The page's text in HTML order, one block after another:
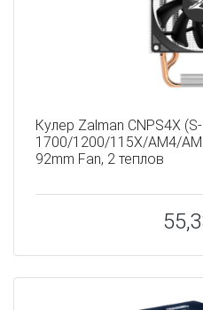
Кулер Zalman CNPS4X (S-
1700/1200/115X/AM4/
92mm Fan, 2 теплов